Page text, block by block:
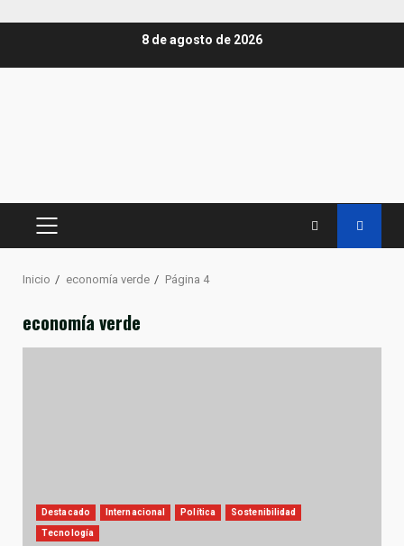
8 de agosto de 2026
MENÚ
Inicio economía verde Página 4
economía verde
Destacado Internacional Política Sostenibilidad
Tecnología